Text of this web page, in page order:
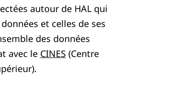
autour de HAL qui
et celles de ses
des données
avec le CINES (Centre